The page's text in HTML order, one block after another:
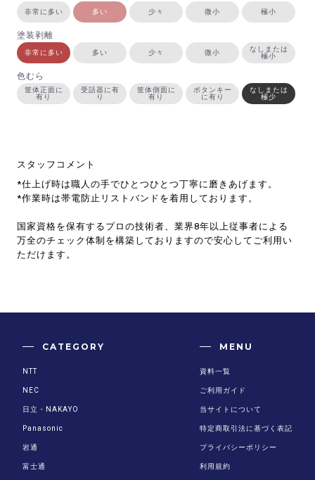
非常に多い 多い 少々 微小 極小
塗装剥離
非常に多い 多い 少々 微小
なしまたは
極小
色むら
筐体正面に
有り
受話器に有
り
筐体側面に
有り
ボタンキー
に有り
なしまたは
極少
スタッフコメント
*仕上げ時は職人の手でひとつひとつ丁寧に磨きあげます。
*作業時は帯電防止リストバンドを着用しております。
国家資格を保有するプロの技術者、業界8年以上従事者による
万全のチェック体制を構築しておりますので安心してご利用い
ただけます。
CATEGORY
NTT
NEC
日立・NAKAYO
Panasonic
岩通
富士通
MENU
資料一覧
ご利用ガイド
当サイトについて
特定商取引法に基づく表記
プライバシーポリシー
利用規約